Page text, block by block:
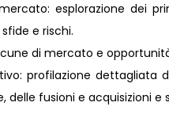
esplorazione dei
e rischi.
di mercato e
profilazione dettagliata
delle fusioni e acquisizioni e